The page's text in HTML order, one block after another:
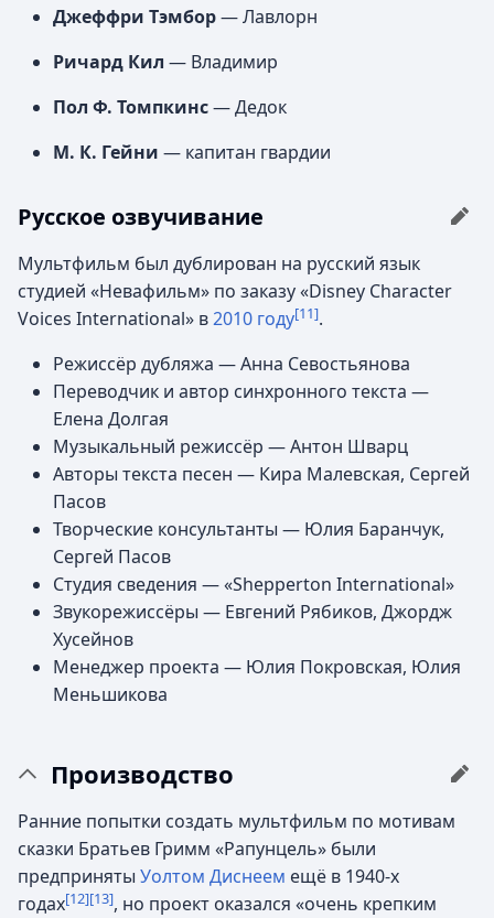
Джеффри Тэмбор— Лавлорн
Ричард Кил — Владимир
Пол Ф. Томпкинс— Дедок
М. К. Гейни — капитан гвардии
Русское озвучивание
Мультфильм был дублирован на русский язык
студией «Невафильм» по заказу «Disney Character
Voices International» в2010 году[11].
Режиссёр дубляжа — Анна Севостьянова
Переводчик и автор синхронного текста —
Елена Долгая
Музыкальный режиссёр — Антон Шварц
Авторы текста песен — Кира Малевская, Сергей
Пасов
Творческие консультанты — Юлия Баранчук,
Сергей Пасов
Студия сведения — «Shepperton International»
Звукорежиссёры — Евгений Рябиков, Джордж
Хусейнов
Менеджер проекта — Юлия Покровская, Юлия
Меньшикова
Производство
Ранние попытки создать мультфильм по мотивам
сказки Братьев Гримм «Рапунцель» были
предприняты Уолтом Диснеем ещё в 1940-х
годах[12][13], но проект оказался «очень крепким